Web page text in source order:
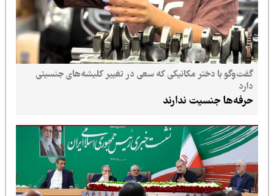
گفت‌وگو با دختر مکانیکی که سعی در تغییر کلیشه‌های جنسیتی
حرفه‌ها جنسیت ندارند